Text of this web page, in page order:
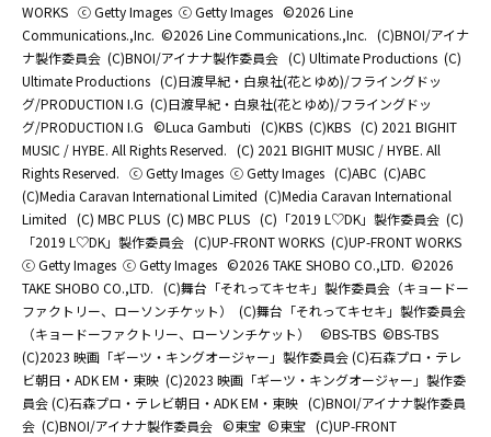
WORKS ⓒ Getty Images ⓒ Getty Images ©2026 Line
Communications.,Inc. ©2026 Line Communications.,Inc. (C)BNOI/アイナ
ナ製作委員会 (C)BNOI/アイナナ製作委員会 (C) Ultimate Productions (C)
Ultimate Productions (C)日渡早紀・白泉社(花とゆめ)/フライングドッ
グ/PRODUCTION I.G (C)日渡早紀・白泉社(花とゆめ)/フライングドッ
グ/PRODUCTION I.G ©Luca Gambuti (C)KBS (C)KBS (C) 2021 BIGHIT
MUSIC / HYBE. All Rights Reserved. (C) 2021 BIGHIT MUSIC / HYBE. All
Rights Reserved. ⓒ Getty Images ⓒ Getty Images (C)ABC (C)ABC
(C)Media Caravan International Limited (C)Media Caravan International
Limited (C) MBC PLUS (C) MBC PLUS (C)「2019 L♡DK」製作委員会 (C)
「2019 L♡DK」製作委員会 (C)UP-FRONT WORKS (C)UP-FRONT WORKS
ⓒ Getty Images ⓒ Getty Images ©2026 TAKE SHOBO CO.,LTD. ©2026
TAKE SHOBO CO.,LTD. (C)舞台「それってキセキ」製作委員会（キョードー
ファクトリー、ローソンチケット）
(C)舞台「それってキセキ」製作委員会
（キョードーファクトリー、ローソンチケット）
©BS-TBS ©BS-TBS
(C)2023 映画「ギーツ・キングオージャー」製作委員会 (C)石森プロ・テレ
ビ朝日・ADK EM・東映 (C)2023 映画「ギーツ・キングオージャー」製作委
員会 (C)石森プロ・テレビ朝日・ADK EM・東映 (C)BNOI/アイナナ製作委員
会 (C)BNOI/アイナナ製作委員会 ©東宝 ©東宝 (C)UP-FRONT